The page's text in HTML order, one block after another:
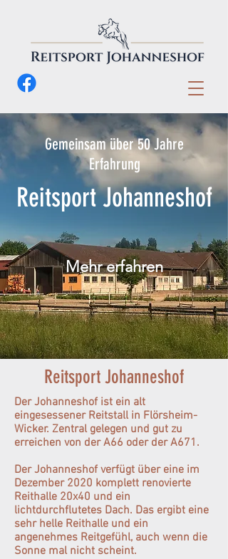
Gemeinsam über 50 Jahre
Erfahrung
Reitsport Johanneshof
Mehr erfahren
Reitsport Johanneshof
Der Johanneshof ist ein alt
eingesessener Reitstall in Flörsheim-
Wicker. Zentral gelegen und gut zu
erreichen von der A66 oder der A671.
Der Johanneshof verfügt über eine im
Dezember 2020 komplett renovierte
Reithalle 20x40 und ein
lichtdurchflutetes Dach. Das ergibt eine
sehr helle Reithalle und ein
angenehmes Reitgefühl, auch wenn die
Sonne mal nicht scheint.